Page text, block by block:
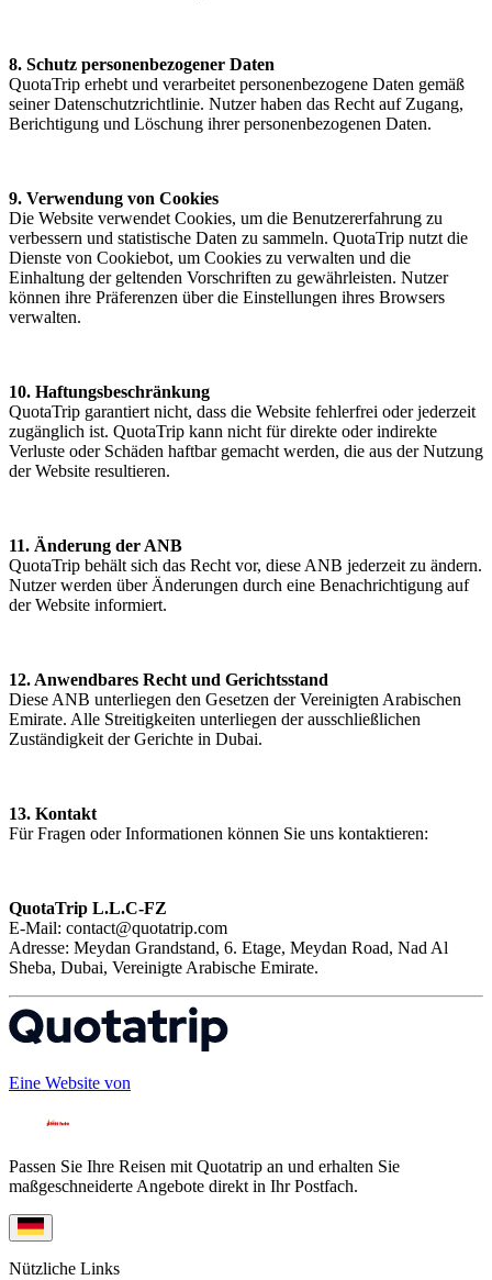
8. Schutz personenbezogener Daten
QuotaTrip erhebt und verarbeitet personenbezogene Daten gemäß
seiner Datenschutzrichtlinie. Nutzer haben das Recht auf Zugang,
Berichtigung und Löschung ihrer personenbezogenen Daten.
9. Verwendung von Cookies
Die Website verwendet Cookies, um die Benutzererfahrung zu
verbessern und statistische Daten zu sammeln. QuotaTrip nutzt die
Dienste von Cookiebot, um Cookies zu verwalten und die
Einhaltung der geltenden Vorschriften zu gewährleisten. Nutzer
können ihre Präferenzen über die Einstellungen ihres Browsers
verwalten.
10. Haftungsbeschränkung
QuotaTrip garantiert nicht, dass die Website fehlerfrei oder jederzeit
zugänglich ist. QuotaTrip kann nicht für direkte oder indirekte
Verluste oder Schäden haftbar gemacht werden, die aus der Nutzung
der Website resultieren.
11. Änderung der ANB
QuotaTrip behält sich das Recht vor, diese ANB jederzeit zu ändern.
Nutzer werden über Änderungen durch eine Benachrichtigung auf
der Website informiert.
12. Anwendbares Recht und Gerichtsstand
Diese ANB unterliegen den Gesetzen der Vereinigten Arabischen
Emirate. Alle Streitigkeiten unterliegen der ausschließlichen
Zuständigkeit der Gerichte in Dubai.
13. Kontakt
Für Fragen oder Informationen können Sie uns kontaktieren:
QuotaTrip L.L.C-FZ
E-Mail: contact@quotatrip.com
Adresse: Meydan Grandstand, 6. Etage, Meydan Road, Nad Al
Sheba, Dubai, Vereinigte Arabische Emirate.
Eine Website von
Passen Sie Ihre Reisen mit Quotatrip an und erhalten Sie
maßgeschneiderte Angebote direkt in Ihr Postfach.
Nützliche Links